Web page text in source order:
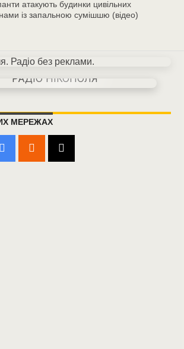
атакують будинки цивільних
із запальною сумішшю (відео)
МЕРЕЖАХ